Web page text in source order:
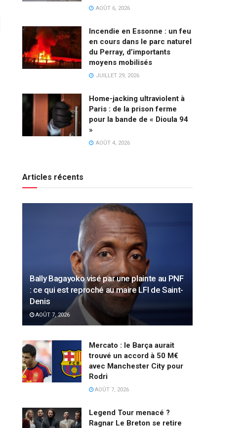
AOÛT 6, 2026
Incendie en Essonne : un feu
en cours dans le parc naturel
du Perray, d’importants
moyens mobilisés
JUILLET 29, 2026
Home-jacking ultraviolent à
Paris : de la prison ferme
pour la bande de « Dioula 94
»
AOÛT 4, 2026
Articles récents
Bally Bagayoko visé par une plainte au PNF
: ce qui est reproché au maire LFI de Saint-
Denis
AOÛT 7, 2026
Mercato : le Barça aurait
trouvé un accord à 50 M€
avec Manchester City pour
Rodri
AOÛT 7, 2026
Legend Tour menacé ?
Ragnar Le Breton se retire